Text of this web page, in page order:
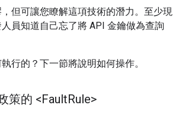
但可讓您瞭解這項技術的潛力。至少現
員知道自己忘了將 API 金鑰做為查詢
行的？下一節將說明如何操作。
策的 <FaultRule>